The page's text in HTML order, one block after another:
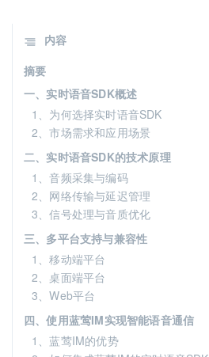
内容
摘要
一、实时语音SDK概述
1、为何选择实时语音SDK
2、市场需求和应用场景
二、实时语音SDK的技术原理
1、音频采集与编码
2、网络传输与延迟管理
3、信号处理与音质优化
三、多平台支持与兼容性
1、移动端平台
2、桌面端平台
3、Web平台
四、使用蓝莺IM实现智能语音通信
1、蓝莺IM的优势